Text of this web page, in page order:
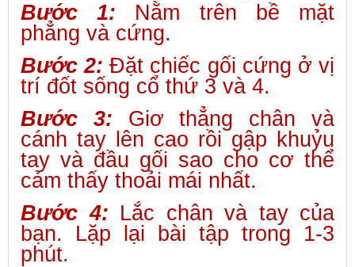
Bước 1: Nằm trên bề mặt
phẳng và cứng.
Bước 2:Đặt chiếc gối cứng ở vị
trí đốt sống cổ thứ 3 và 4.
Bước 3: Giơ thẳng chân và
cánh tay lên cao rồi gập khuỷu
tay và đầu gối sao cho cơ thể
cảm thấy thoải mái nhất.
Bước 4: Lắc chân và tay của
bạn. Lặp lại bài tập trong 1-3
phút.